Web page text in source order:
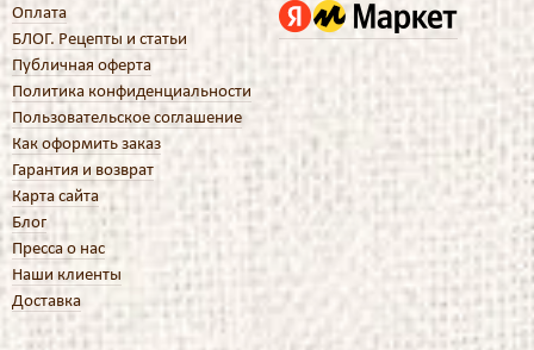
Оплата
БЛОГ. Рецепты и статьи
Публичная оферта
Политика конфиденциальности
Пользовательское соглашение
Как оформить заказ
Гарантия и возврат
Карта сайта
Блог
Пресса о нас
Наши клиенты
Доставка